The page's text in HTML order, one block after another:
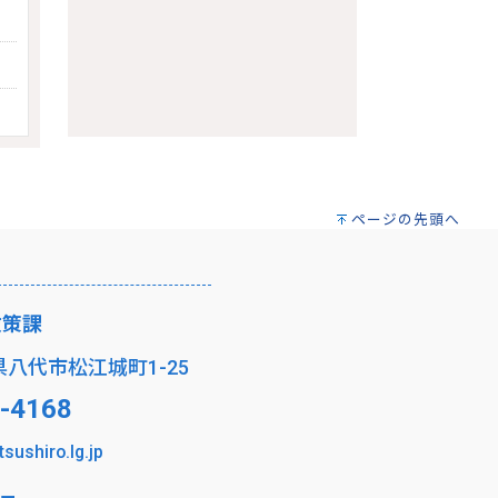
ページの先頭へ
課
熊本県八代市松江城町1-25
4168